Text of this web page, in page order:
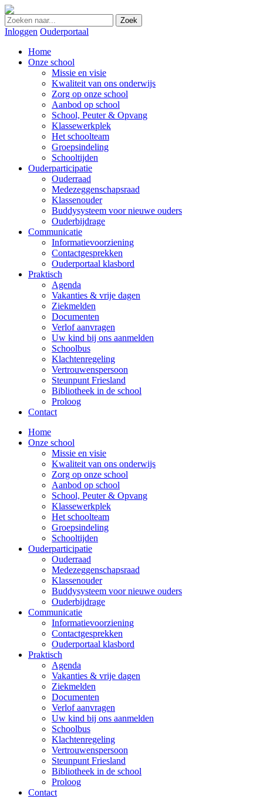
Zoek
Inloggen Ouderportaal
Home
Onze school
Missie en visie
Kwaliteit van ons onderwijs
Zorg op onze school
Aanbod op school
School, Peuter & Opvang
Klassewerkplek
Het schoolteam
Groepsindeling
Schooltijden
Ouderparticipatie
Ouderraad
Medezeggenschapsraad
Klassenouder
Buddysysteem voor nieuwe ouders
Ouderbijdrage
Communicatie
Informatievoorziening
Contactgesprekken
Ouderportaal klasbord
Praktisch
Agenda
Vakanties & vrije dagen
Ziekmelden
Documenten
Verlof aanvragen
Uw kind bij ons aanmelden
Schoolbus
Klachtenregeling
Vertrouwenspersoon
Steunpunt Friesland
Bibliotheek in de school
Proloog
Contact
Home
Onze school
Missie en visie
Kwaliteit van ons onderwijs
Zorg op onze school
Aanbod op school
School, Peuter & Opvang
Klassewerkplek
Het schoolteam
Groepsindeling
Schooltijden
Ouderparticipatie
Ouderraad
Medezeggenschapsraad
Klassenouder
Buddysysteem voor nieuwe ouders
Ouderbijdrage
Communicatie
Informatievoorziening
Contactgesprekken
Ouderportaal klasbord
Praktisch
Agenda
Vakanties & vrije dagen
Ziekmelden
Documenten
Verlof aanvragen
Uw kind bij ons aanmelden
Schoolbus
Klachtenregeling
Vertrouwenspersoon
Steunpunt Friesland
Bibliotheek in de school
Proloog
Contact